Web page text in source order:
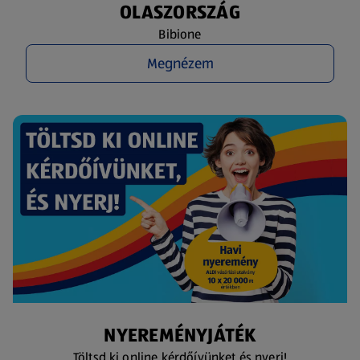
OLASZORSZÁG
Bibione
Megnézem
NYEREMÉNYJÁTÉK